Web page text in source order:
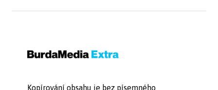
Kopírování obsahu je bez písemného